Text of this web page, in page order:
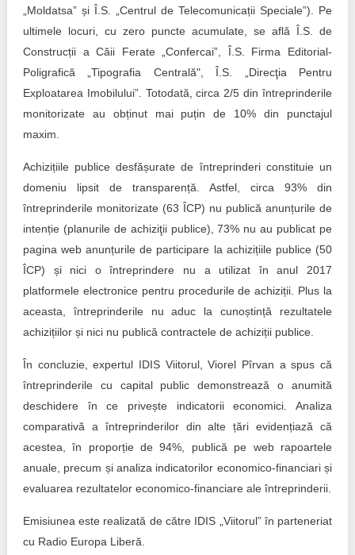
„Moldatsa” și Î.S. „Centrul de Telecomunicații Speciale”). Pe
ultimele locuri, cu zero puncte acumulate, se află Î.S. de
Construcții a Căii Ferate „Confercai”, Î.S. Firma Editorial-
Poligrafică „Tipografia Centrală", Î.S. „Direcţia Pentru
Exploatarea Imobilului”. Totodată, circa 2/5 din întreprinderile
monitorizate au obținut mai puțin de 10% din punctajul
maxim.
Achizițiile publice desfășurate de întreprinderi constituie un
domeniu lipsit de transparență. Astfel, circa 93% din
întreprinderile monitorizate (63 ÎCP) nu publică anunțurile de
intenție (planurile de achiziţii publice), 73% nu au publicat pe
pagina web anunțurile de participare la achizițiile publice (50
ÎCP) și nici o întreprindere nu a utilizat în anul 2017
platformele electronice pentru procedurile de achiziții. Plus la
aceasta, întreprinderile nu aduc la cunoștință rezultatele
achizițiilor și nici nu publică contractele de achiziții publice.
În concluzie, expertul IDIS Viitorul, Viorel Pîrvan a spus că
întreprinderile cu capital public demonstrează o anumită
deschidere în ce privește indicatorii economici. Analiza
comparativă a întreprinderilor din alte țări evidențiază că
acestea, în proporție de 94%, publică pe web rapoartele
anuale, precum și analiza indicatorilor economico-financiari și
evaluarea rezultatelor economico-financiare ale întreprinderii.
Emisiunea este realizată de către IDIS „Viitorul” în parteneriat
cu Radio Europa Liberă.